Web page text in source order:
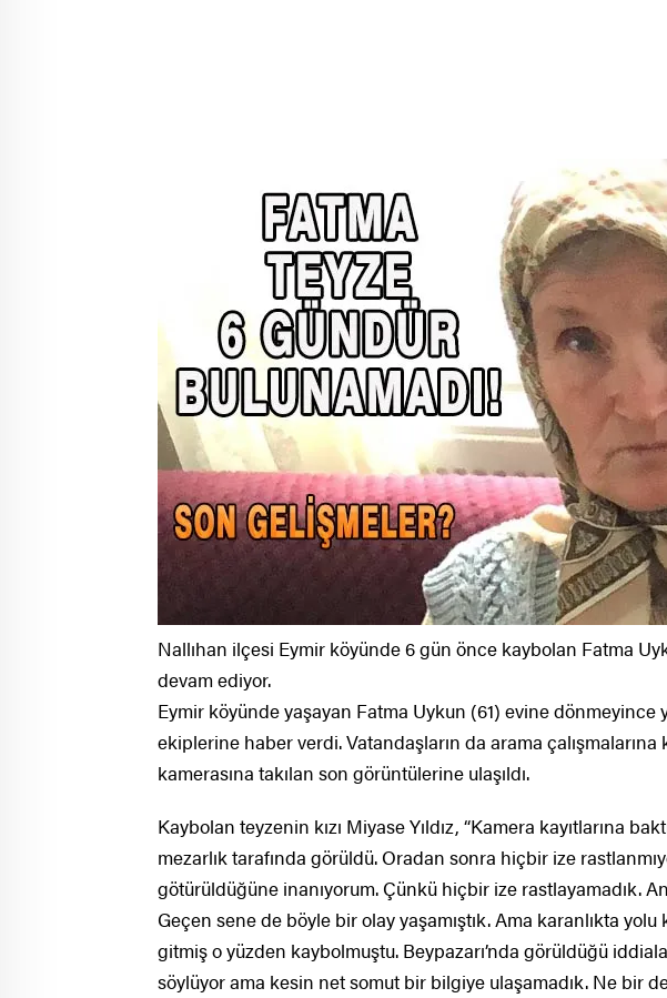
Nallıhan ilçesi Eymir köyünde 6 gün önce kaybolan Fatma
devam ediyor.
Eymir köyünde yaşayan Fatma Uykun (61) evine dönmeyince
ekiplerine haber verdi. Vatandaşların da arama çalışmalarına
kamerasına takılan son görüntülerine ulaşıldı.
Kaybolan teyzenin kızı Miyase Yıldız, “Kamera kayıtlarına
mezarlık tarafında görüldü. Oradan sonra hiçbir ize
götürüldüğüne inanıyorum. Çünkü hiçbir ize rastlayamadık.
Geçen sene de böyle bir olay yaşamıştık. Ama karanlıkta yolu
gitmiş o yüzden kaybolmuştu. Beypazarı’nda görüldüğü
söylüyor ama kesin net somut bir bilgiye ulaşamadık. Ne bir